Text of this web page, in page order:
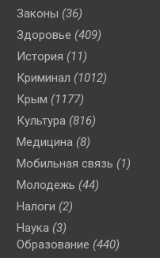
Законы (36)
Здоровье (409)
История (11)
Криминал (1012)
Крым (1177)
Культура (816)
Медицина (8)
Мобильная связь (1)
Молодежь (44)
Налоги (2)
Наука (3)
Образование (440)